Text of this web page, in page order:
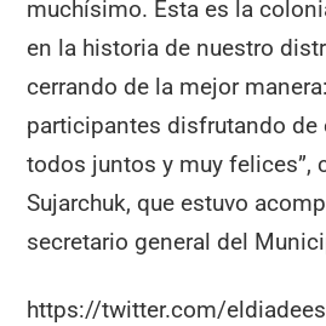
muchísimo. Esta es la
en la historia de nuestro
cerrando de la mejor
participantes disfrutando de
todos juntos y muy felices”,
Sujarchuk, que estuvo
secretario general del
https://twitter.com/